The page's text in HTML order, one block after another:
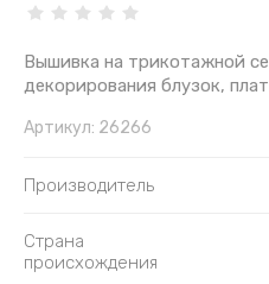
Вышивка на трикотажной
декорирования блузок,
Артикул: 26266
Производитель
Страна
происхождения